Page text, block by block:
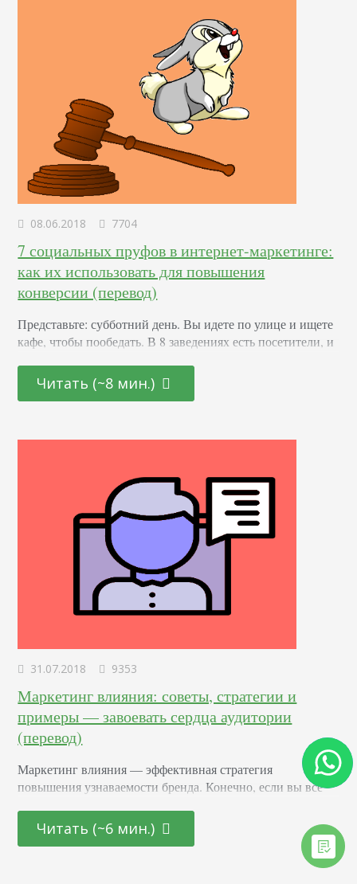
08.06.2018 7704
7 социальных пруфов в интернет-маркетинге:
как их использовать для повышения
конверсии (перевод)
Представьте: субботний день. Вы идете по улице и ищете
кафе, чтобы пообедать. В 8 заведениях есть посетители, и
посетителей, или где кто-то уже обедает? Большинство
людей пойдет туда, где уже есть клиенты. Это не просто
Читать (~8 мин.)
31.07.2018 9353
Маркетинг влияния: советы, стратегии и
примеры — завоевать сердца аудитории
(перевод)
Маркетинг влияния — эффективная стратегия
повышения узнаваемости бренда. Конечно, если вы все
маркетинговые кампании? Как выбирать нужных
влиятельных личностей? Я поделюсь своим опытом в
Читать (~6 мин.)